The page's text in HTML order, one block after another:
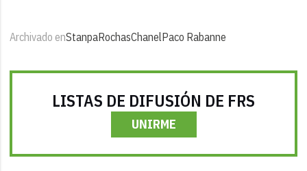
Archivado enStanpaRochasChanelPaco Rabanne
LISTAS DE DIFUSIÓN DE FRS
UNIRME